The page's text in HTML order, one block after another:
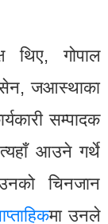
थिए, गोपाल
सेन, जआस्थाका
सम्पादक
आउने गर्थे
चिनजान
मा उनले